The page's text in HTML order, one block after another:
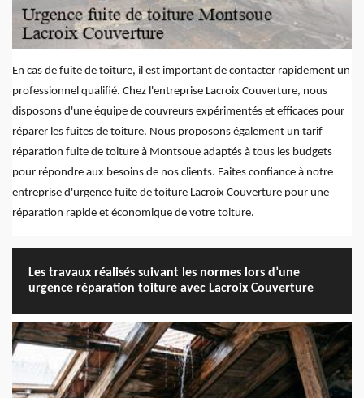
En cas de fuite de toiture, il est important de contacter rapidement un
professionnel qualifié. Chez l'entreprise Lacroix Couverture, nous
disposons d'une équipe de couvreurs expérimentés et efficaces pour
réparer les fuites de toiture. Nous proposons également un tarif
réparation fuite de toiture à Montsoue adaptés à tous les budgets
pour répondre aux besoins de nos clients. Faites confiance à notre
entreprise d'urgence fuite de toiture Lacroix Couverture pour une
réparation rapide et économique de votre toiture.
Les travaux réalisés suivant les normes lors d’une
urgence réparation toiture avec Lacroix Couverture